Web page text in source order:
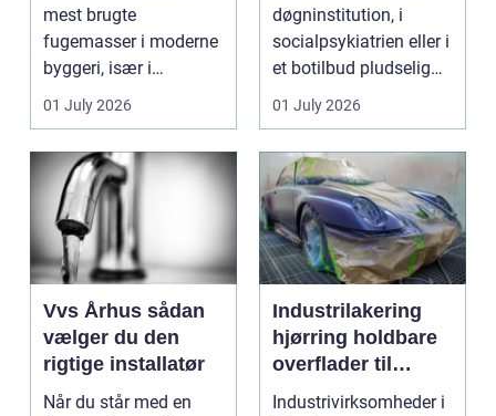
mest brugte
fugemasser i moderne
byggeri, især i
badeværelser,
køkkener og andr...
01 July 2026
døgninstitution, i
socialpsykiatrien eller i
et botilbud pludselig
ændrer sig, k...
01 July 2026
Vvs Århus sådan
vælger du den
rigtige installatør
Når du står med en
Industrilakering
hjørring holdbare
overflader til
industri og erhverv
Industrivirksomheder i